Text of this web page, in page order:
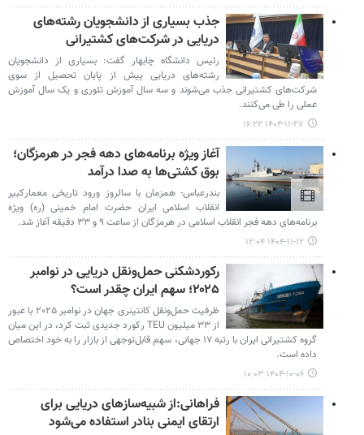
جذب بسیاری از دانشجویان رشته‌های
دریایی در شرکت‌های کشتیرانی
رئیس دانشگاه چابهار گفت: بسیاری از دانشجویان
رشته‌های دریایی پیش از پایان تحصیل از سوی
شرکت‌های کشتیرانی جذب می‌شوند و سه سال آموزش تئوری و یک سال آموزش
عملی را طی می‌کنند.
۱۴۰۴-۱۱-۲۷ ۱۶:۲۲
آغاز ویژه برنامه‌های دهه فجر در هرمزگان؛
بوق کشتی‌ها به صدا درآمد
بندرعباس- همزمان با سالروز ورود تاریخی معمارکبیر
انقلاب اسلامی ایران حضرت امام خمینی (ره) ویژه
برنامه‌های دهه فجر انقلاب اسلامی در هرمزگان از ساعت ۹ و ۳۳ دقیقه آغاز شد.
۱۴۰۴-۱۱-۱۲ ۱۲:۰۴
رکوردشکنی حمل‌ونقل دریایی در نوامبر
۲۰۲۵؛ سهم ایران چقدر است؟
ظرفیت حمل‌ونقل کانتینری جهان در نوامبر ۲۰۲۵ با عبور
از ۳۳ میلیون TEU رکورد جدیدی ثبت کرد، در این میان
گروه کشتیرانی ایران با رتبه ۱۷ جهانی، سهم قابل‌توجهی از بازار را به خود اختصاص
داده است.
۱۴۰۴-۱۰-۰۶ ۱۰:۰۳
فراهانی:از شبیه‌سازهای دریایی برای
ارتقای ایمنی بنادر استفاده می‌شود